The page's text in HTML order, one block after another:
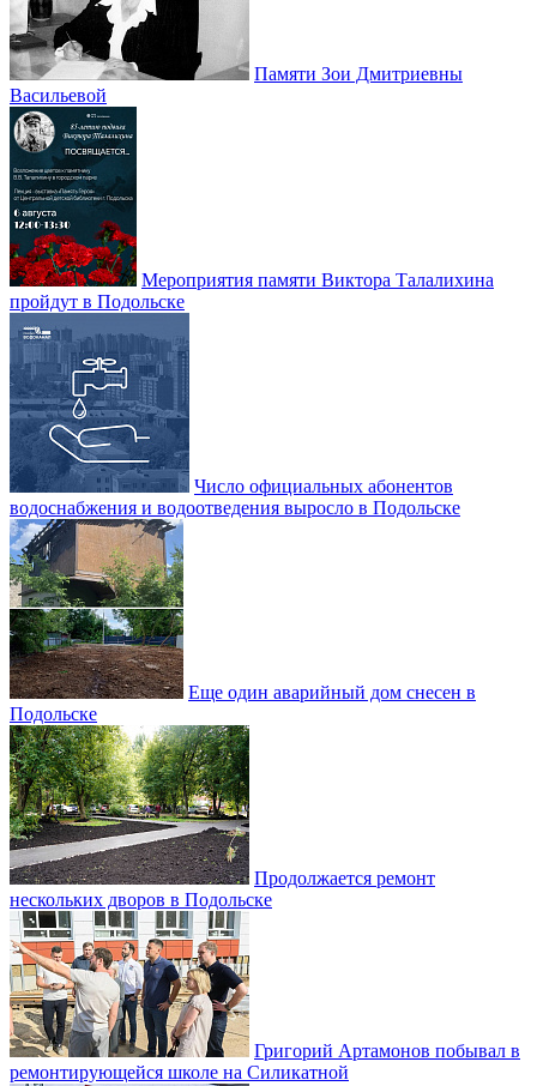
Памяти Зои Дмитриевны
Васильевой
Мероприятия памяти Виктора Талалихина
пройдут в Подольске
Число официальных абонентов
водоснабжения и водоотведения выросло в Подольске
Еще один аварийный дом снесен в
Подольске
Продолжается ремонт
нескольких дворов в Подольске
Григорий Артамонов побывал в
ремонтирующейся школе на Силикатной